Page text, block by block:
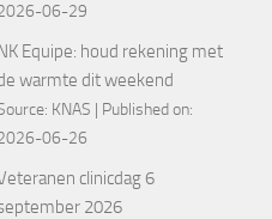
06-29
Equipe: houd rekening met
warmte dit weekend
KNAS
Published on:
06-26
clinicdag 6
2026